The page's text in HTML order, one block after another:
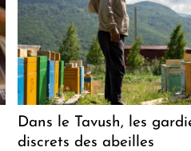
Dans le Tavush, les
discrets des abeilles